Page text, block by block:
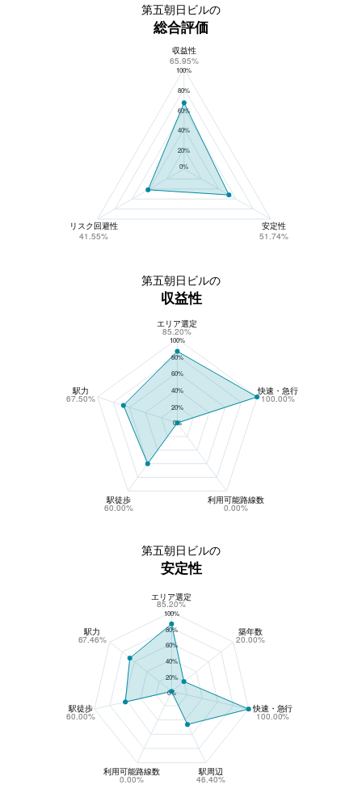
第五朝日ビルの
総合評価
第五朝日ビルの総合評価
100%
80%
60%
40%
20%
0%
収益性
65.95%
リスク回避性
41.55%
安定性
51.74%
第五朝日ビルの
収益性
第五朝日ビルの収益性
100%
80%
60%
40%
20%
0%
エリア選定
85.20%
駅力
67.50%
駅徒歩
60.00%
利用可能路線数
0.00%
快速・急行
100.00%
第五朝日ビルの
安定性
100%
80%
60%
40%
20%
0%
エリア選定
85.20%
駅力
67.46%
駅徒歩
60.00%
利用可能路線数
0.00%
駅周辺
46.40%
快速・急行
100.00%
築年数
20.00%